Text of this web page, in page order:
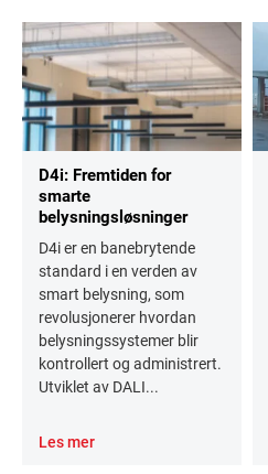
D4i: Fremtiden for
smarte
belysningsløsninger
D4i er en banebrytende
standard i en verden av
smart belysning, som
revolusjonerer hvordan
belysningssystemer blir
kontrollert og administrert.
Utviklet av DALI...
Les mer